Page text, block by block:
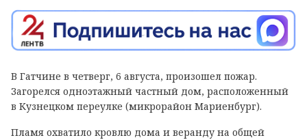
В Гатчине в четверг, 6 августа, произошел пожар.
Загорелся одноэтажный частный дом, расположенный
в Кузнецком переулке (микрорайон Мариенбург).
Пламя охватило кровлю дома и веранду на общей